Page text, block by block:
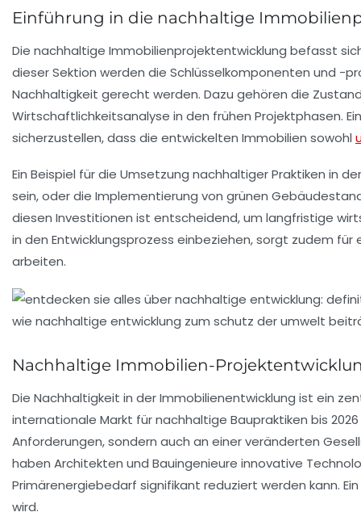
Einführung in die nachhaltige
Die nachhaltige Immobilienprojektentwicklung befasst
dieser Sektion werden die Schlüsselkomponenten und -
Nachhaltigkeit gerecht werden. Dazu gehören die
Wirtschaftlichkeitsanalyse in den frühen Projektphasen.
sicherzustellen, dass die entwickelten Immobilien sowohl
Ein Beispiel für die Umsetzung nachhaltiger Praktiken in
sein, oder die Implementierung von grünen
diesen Investitionen ist entscheidend, um langfristige
in den Entwicklungsprozess einbeziehen, sorgt zudem
arbeiten.
Nachhaltige Immobilien-
Die Nachhaltigkeit in derImmobilienentwicklung ist ein
internationale Markt für nachhaltige Baupraktiken bis
Anforderungen, sondern auch an einer veränderten
haben Architekten und Bauingenieure innovative
Primärenergiebedarf signifikant reduziert werden kann.
wird.